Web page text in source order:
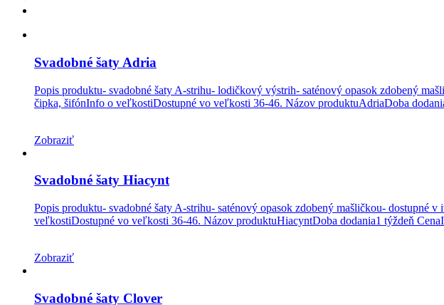
Svadobné šaty Adria
Popis produktu- svadobné šaty A-strihu- lodičkový výstrih- saténový opasok zdobený
čipka, šifónInfo o veľkostiDostupné vo veľkosti 36-46. Názov produktuAdriaDoba
Zobraziť
Svadobné šaty Hiacynt
Popis produktu- svadobné šaty A-strihu- saténový opasok zdobený mašličkou- dostupné
veľkostiDostupné vo veľkosti 36-46. Názov produktuHiacyntDoba dodania1 týždeň
Zobraziť
Svadobné šaty Clover